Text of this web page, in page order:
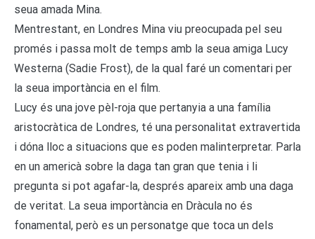
seua amada Mina.
Mentrestant, en Londres Mina viu preocupada pel seu
promés i passa molt de temps amb la seua amiga Lucy
Westerna (Sadie Frost), de la qual faré un comentari per
la seua importància en el film.
Lucy és una jove pèl-roja que pertanyia a una família
aristocràtica de Londres, té una personalitat extravertida
i dóna lloc a situacions que es poden malinterpretar. Parla
en un americà sobre la daga tan gran que tenia i li
pregunta si pot agafar-la, després apareix amb una daga
de veritat. La seua importància en Dràcula no és
fonamental, però es un personatge que toca un dels